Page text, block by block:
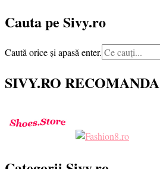
Cauta pe Sivy.ro
Cauți
Caută orice și apasă enter.
SIVY.RO RECOMANDA